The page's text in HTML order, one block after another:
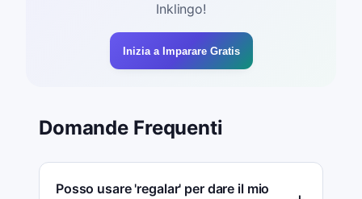
Inklingo!
Inizia a Imparare Gratis
Domande Frequenti
Posso usare 'regalar' per dare il mio